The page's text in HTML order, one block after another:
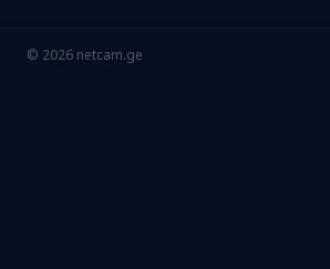
© 2026 netcam.ge